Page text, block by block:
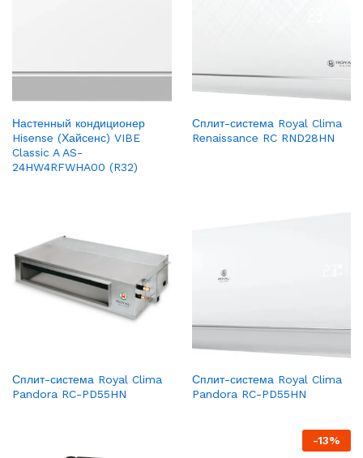
Настенный кондиционер
Hisense (Хайсенс) VIBE
Classic A AS-
24HW4RFWHA00 (R32)
Сплит-система Royal Clima
Renaissance RC RND28HN
Сплит-система Royal Clima
Pandora RC-PD55HN
Сплит-система Royal Clima
Pandora RC-PD55HN
-13%